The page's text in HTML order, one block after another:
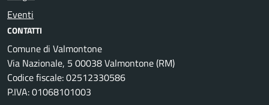
Eventi
CONTATTI
Comune di Valmontone
Via Nazionale, 5 00038 Valmontone (RM)
Codice fiscale: 02512330586
P.IVA: 01068101003